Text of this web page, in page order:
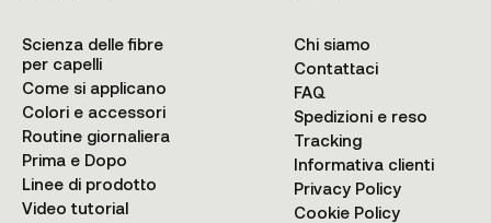
Scienza delle fibre
per capelli
Come si applicano
Colori e accessori
Routine giornaliera
Prima e Dopo
Linee di prodotto
Video tutorial
Chi siamo
Contattaci
FAQ
Spedizioni e reso
Tracking
Informativa clienti
Privacy Policy
Cookie Policy